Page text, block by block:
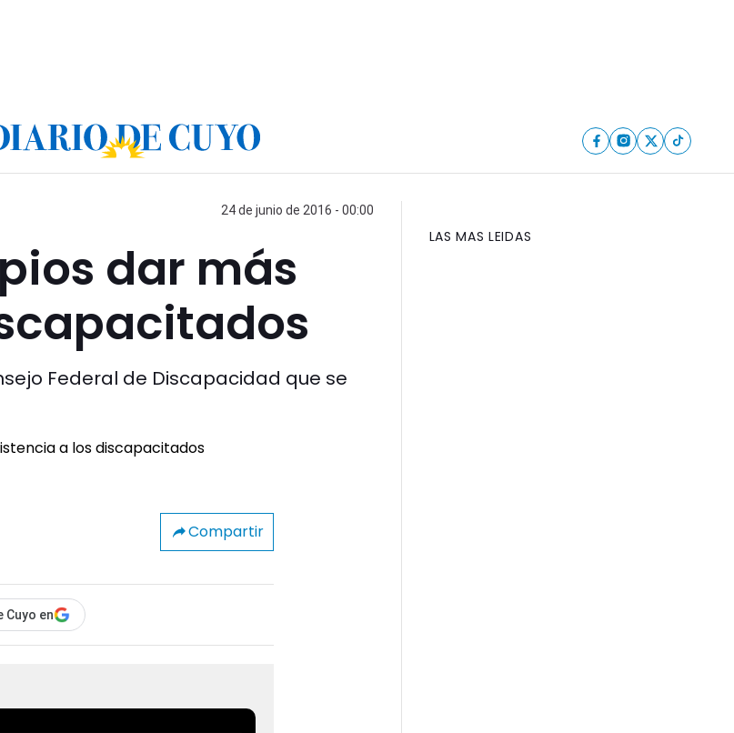
24 de junio de 2016 - 00:00
dar más
Federal de Discapacidad que se
Compartir
Cuyo en
LAS MAS LEIDAS